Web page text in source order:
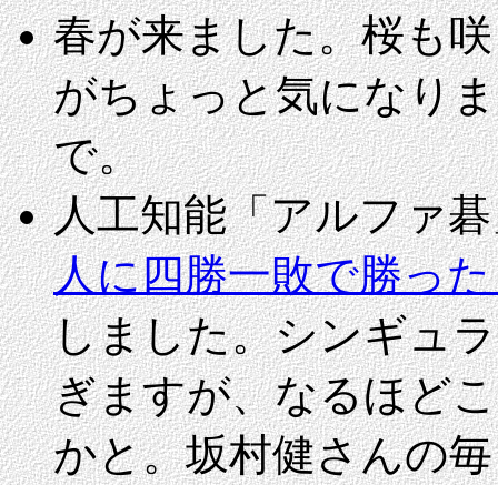
春が来ました。桜も
がちょっと気になり
で。
人工知能「アルファ
人に四勝一敗で勝っ
しました。シンギュ
ぎますが、なるほど
かと。坂村健さんの